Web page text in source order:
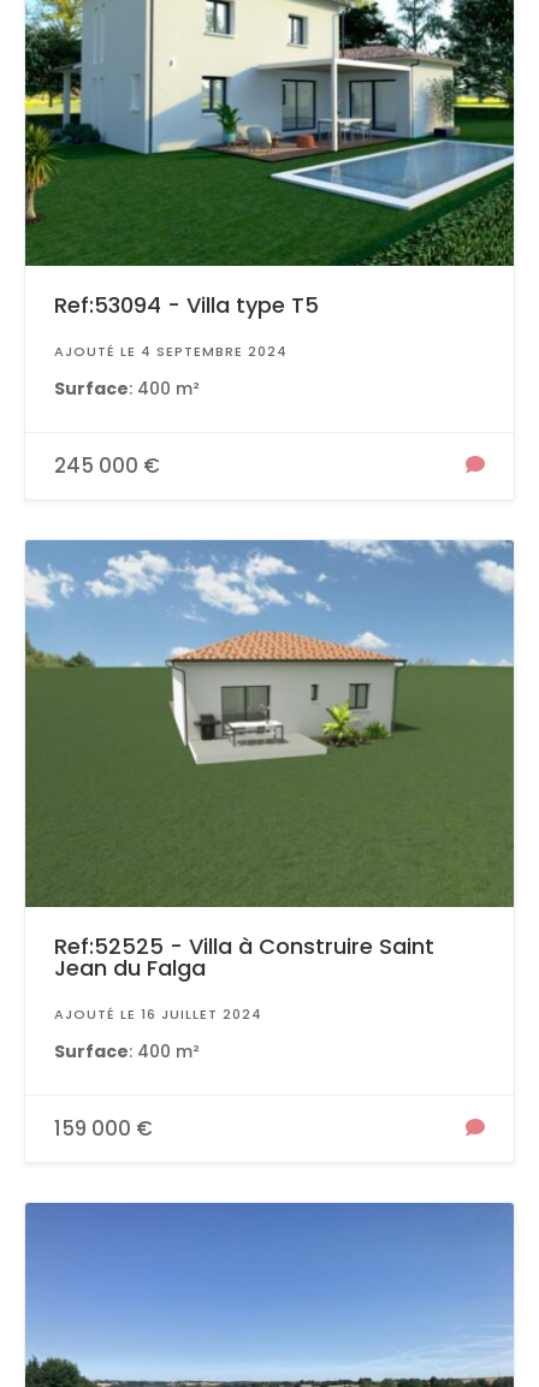
Ref:53094 - Villa type T5
AJOUTÉ LE 4 SEPTEMBRE 2024
Surface: 400 m²
245 000 €
Ref:52525 - Villa à Construire Saint
Jean du Falga
AJOUTÉ LE 16 JUILLET 2024
Surface: 400 m²
159 000 €